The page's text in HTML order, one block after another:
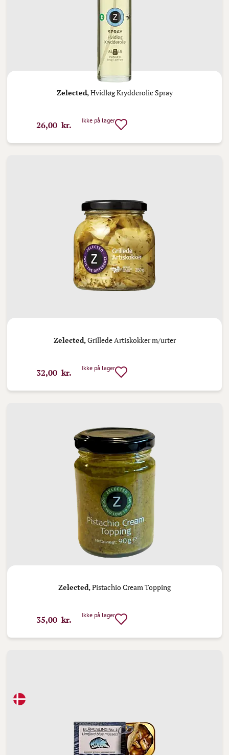
Zelected,Hvidløg Krydderolie Spray
26,00 kr. Ikke på lager
Zelected, Grillede Artiskokker m/urter
32,00 kr. Ikke på lager
Zelected,Pistachio Cream Topping
35,00 kr. Ikke på lager